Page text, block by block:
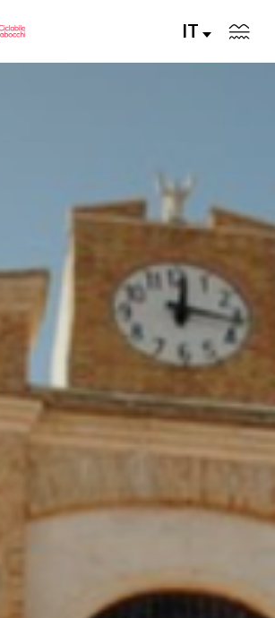
IT
DA TE
DELLA RETE